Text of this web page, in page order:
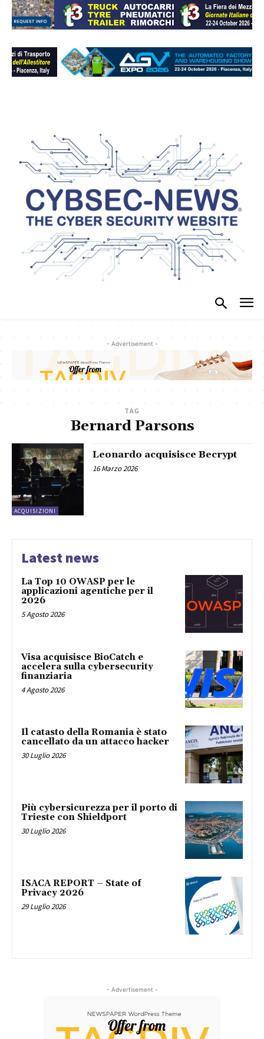
- Advertisement -
TAG
Bernard Parsons
ACQUISIZIONI
Leonardo acquisisce Becrypt
16 Marzo 2026
Latest news
La Top 10 OWASP per le
applicazioni agentiche per il
2026
5 Agosto 2026
Visa acquisisce BioCatch e
accelera sulla cybersecurity
finanziaria
4 Agosto 2026
Il catasto della Romania è stato
cancellato da un attacco hacker
30 Luglio 2026
Più cybersicurezza per il porto di
Trieste con Shieldport
30 Luglio 2026
ISACA REPORT – State of
Privacy 2026
29 Luglio 2026
- Advertisement -